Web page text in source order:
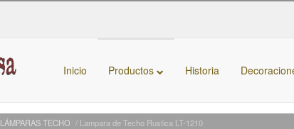
Inicio Productos Historia
LÁMPARAS TECHO / Lampara de Techo Rustica LT-1210